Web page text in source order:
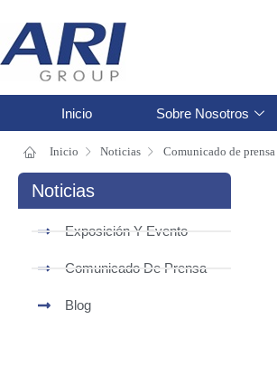
Inicio Sobre Nosotros
Inicio Noticias Comunicado de prensa
Noticias
Exposición Y Evento
Comunicado De Prensa
Blog